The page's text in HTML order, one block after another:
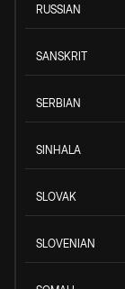
RUSSIAN
SANSKRIT
SERBIAN
SINHALA
SLOVAK
SLOVENIAN